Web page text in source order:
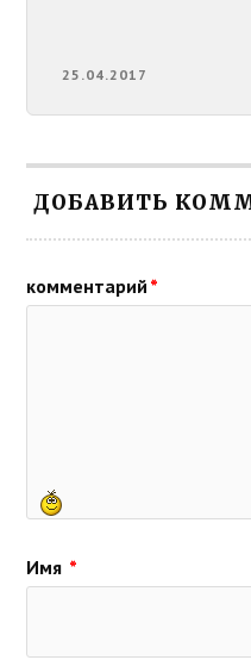
25.04.2017
ДОБАВИТЬ
комментарий *
Имя *